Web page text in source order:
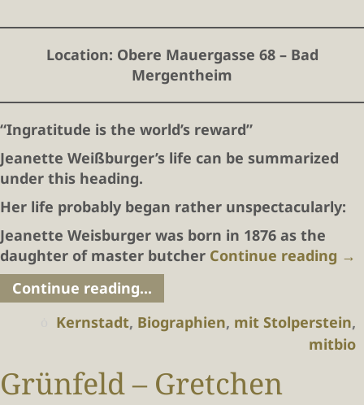
Location: Obere Mauergasse 68 – Bad
Mergentheim
“Ingratitude is the world’s reward”
Jeanette Weißburger’s life can be summarized
under this heading.
Her life probably began rather unspectacularly:
Jeanette Weisburger was born in 1876 as the
daughter of master butcher Continue reading →
Continue reading...
Kernstadt, Biographien, mit Stolperstein,
mitbio
Grünfeld – Gretchen